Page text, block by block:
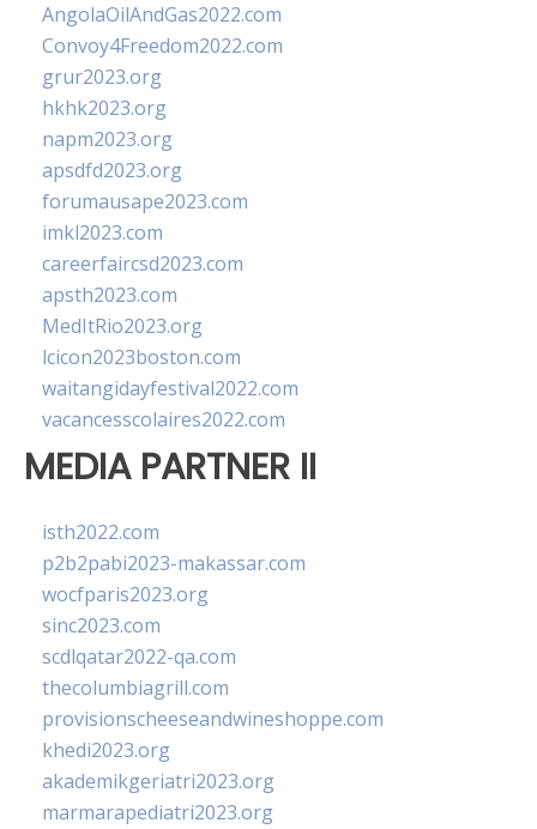
AngolaOilAndGas2022.com
Convoy4Freedom2022.com
grur2023.org
hkhk2023.org
napm2023.org
apsdfd2023.org
forumausape2023.com
imkl2023.com
careerfaircsd2023.com
apsth2023.com
MedItRio2023.org
lcicon2023boston.com
waitangidayfestival2022.com
vacancesscolaires2022.com
MEDIA PARTNER II
isth2022.com
p2b2pabi2023-makassar.com
wocfparis2023.org
sinc2023.com
scdlqatar2022-qa.com
thecolumbiagrill.com
provisionscheeseandwineshoppe.com
khedi2023.org
akademikgeriatri2023.org
marmarapediatri2023.org